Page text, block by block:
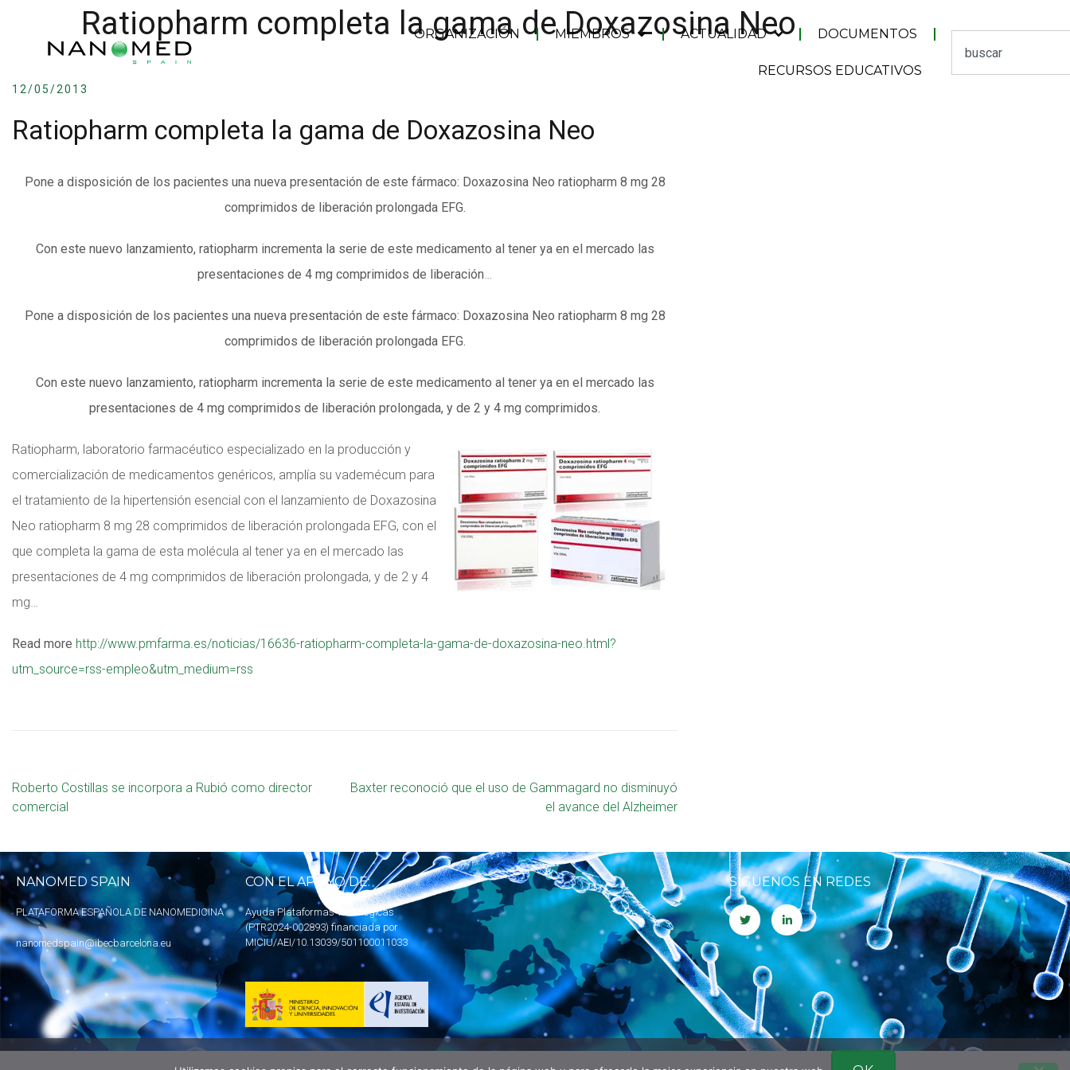
ORGANIZACIÓN MIEMBROS ACTUALIDAD DOCUMENTOS
RECURSOS EDUCATIVOS
Ratiopharm completa la gama de Doxazosina Neo
12/05/2013
Ratiopharm completa la gama de Doxazosina Neo
Pone a disposición de los pacientes una nueva presentación de este fármaco: Doxazosina Neo ratiopharm 8 mg 28
comprimidos de liberación prolongada EFG.
Con este nuevo lanzamiento, ratiopharm incrementa la serie de este medicamento al tener ya en el mercado las
presentaciones de 4 mg comprimidos de liberación…
Pone a disposición de los pacientes una nueva presentación de este fármaco: Doxazosina Neo ratiopharm 8 mg 28
comprimidos de liberación prolongada EFG.
Con este nuevo lanzamiento, ratiopharm incrementa la serie de este medicamento al tener ya en el mercado las
presentaciones de 4 mg comprimidos de liberación prolongada, y de 2 y 4 mg comprimidos.
Ratiopharm, laboratorio farmacéutico especializado en la producción y
comercialización de medicamentos genéricos, amplía su vademécum para
el tratamiento de la hipertensión esencial con el lanzamiento de Doxazosina
Neo ratiopharm 8 mg 28 comprimidos de liberación prolongada EFG, con el
que completa la gama de esta molécula al tener ya en el mercado las
presentaciones de 4 mg comprimidos de liberación prolongada, y de 2 y 4
mg…
Read more http://www.pmfarma.es/noticias/16636-ratiopharm-completa-la-gama-de-doxazosina-neo.html?
utm_source=rss-empleo&utm_medium=rss
Roberto Costillas se incorpora a Rubió como director
comercial
Baxter reconoció que el uso de Gammagard no disminuyó
el avance del Alzheimer
NANOMED SPAIN
PLATAFORMA ESPAÑOLA DE NANOMEDICINA
nanomedspain@ibecbarcelona.eu
CON EL APOYO DE:
Ayuda Plataformas Tecnológicas
(PTR2024-002893) financiada por
MICIU/AEI/10.13039/501100011033
SÍGUENOS EN REDES